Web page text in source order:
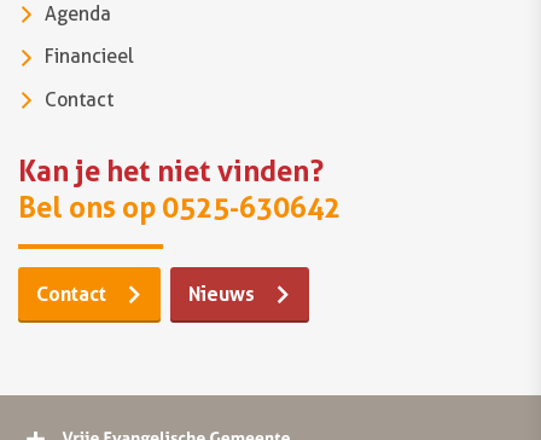
Agenda
Financieel
Contact
Kan je het niet vinden?
Bel ons op 0525-630642
Contact Nieuws